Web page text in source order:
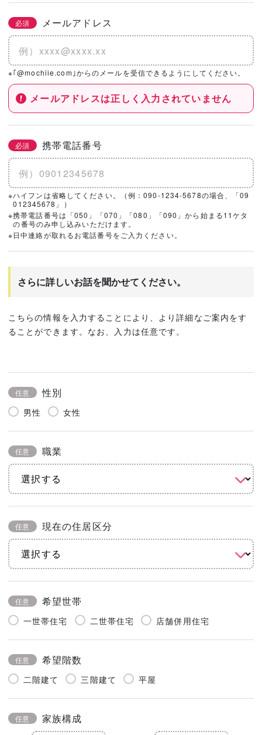
必須 メールアドレス
※｢@mochiie.com｣からのメールを受信できるようにしてください。
メールアドレスは正しく入力されていません
必須 携帯電話番号
※ハイフンは省略してください。（例：090-1234-5678の場合、「09
012345678」）
※携帯電話番号は「050」「070」「080」「090」から始まる11ケタ
の番号のみ申し込みいただけます。
※日中連絡が取れるお電話番号をご入力ください。
さらに詳しいお話を聞かせてください。
こちらの情報を入力することにより、より詳細なご案内をす
ることができます。なお、入力は任意です。
任意 性別
男性 女性
任意 職業
任意 現在の住居区分
任意 希望世帯
一世帯住宅 二世帯住宅 店舗併用住宅
任意 希望階数
二階建て 三階建て 平屋
任意 家族構成